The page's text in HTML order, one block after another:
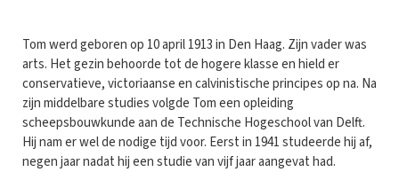
Tom werd geboren op 10 april 1913 in Den Haag. Zijn vader was
arts. Het gezin behoorde tot de hogere klasse en hield er
conservatieve, victoriaanse en calvinistische principes op na. Na
zijn middelbare studies volgde Tom een opleiding
scheepsbouwkunde aan de Technische Hogeschool van Delft.
Hij nam er wel de nodige tijd voor. Eerst in 1941 studeerde hij af,
negen jaar nadat hij een studie van vijf jaar aangevat had.